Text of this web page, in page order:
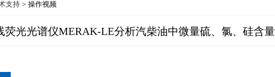
支持 > 操作视频
荧光光谱仪MERAK-LE分析汽柴油中微量硫、氯、硅含量